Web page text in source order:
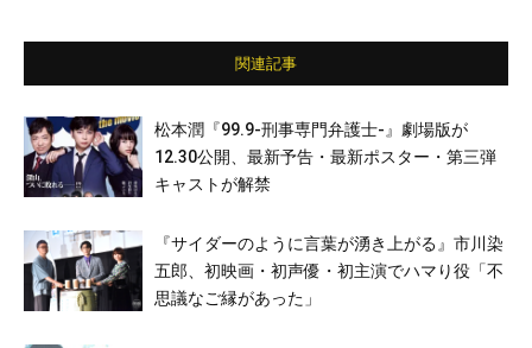
関連記事
松本潤『99.9-刑事専門弁護士-』劇場版が
12.30公開、最新予告・最新ポスター・第三弾
キャストが解禁
『サイダーのように言葉が湧き上がる』市川染
五郎、初映画・初声優・初主演でハマり役「不
思議なご縁があった」